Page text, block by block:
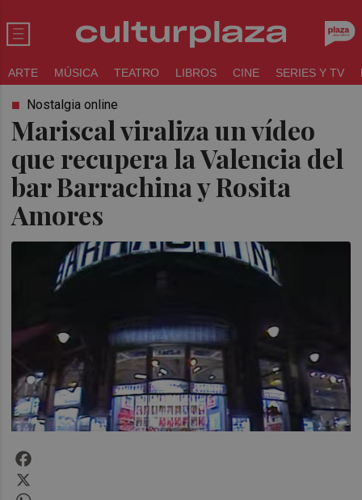
ARTE MÚSICA TEATRO LIBROS CINE SERIES Y TV
Mariscal viraliza un vídeo
que recupera la Valencia del
bar Barrachina y Rosita
Amores
Nostalgia online